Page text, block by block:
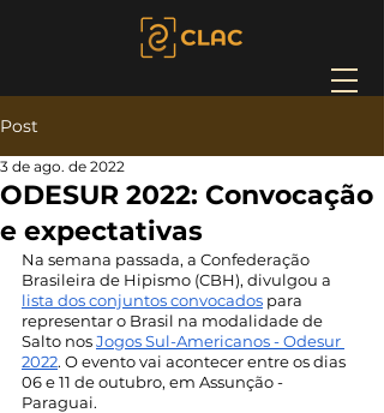
Post
ODESUR 2022: Convocação
e expectativas
3 de ago. de 2022
Na semana passada, a Confederação
Brasileira de Hipismo (CBH), divulgou a
lista dos conjuntos convocados para
representar o Brasil na modalidade de
Salto nos Jogos Sul-Americanos - Odesur
2022. O evento vai acontecer entre os dias
06 e 11 de outubro, em Assunção -
Paraguai.